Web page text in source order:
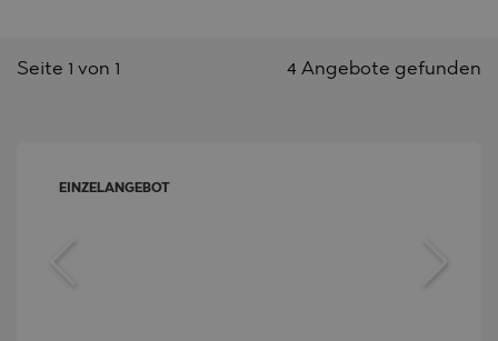
4 Angebote gefunden
Seite 1 von 1
EINZELANGEBOT